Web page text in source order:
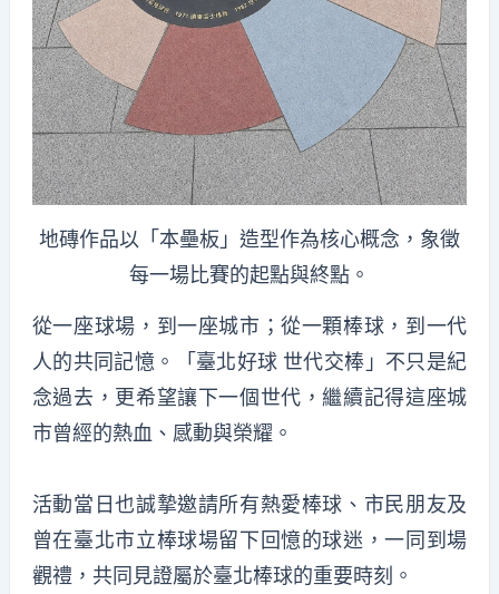
地磚作品以「本壘板」造型作為核心概念，象徵
每一場比賽的起點與終點。
從一座球場，到一座城市；從一顆棒球，到一代
人的共同記憶。「臺北好球 世代交棒」不只是紀
念過去，更希望讓下一個世代，繼續記得這座城
市曾經的熱血、感動與榮耀。
活動當日也誠摯邀請所有熱愛棒球、市民朋友及
曾在臺北市立棒球場留下回憶的球迷，一同到場
觀禮，共同見證屬於臺北棒球的重要時刻。